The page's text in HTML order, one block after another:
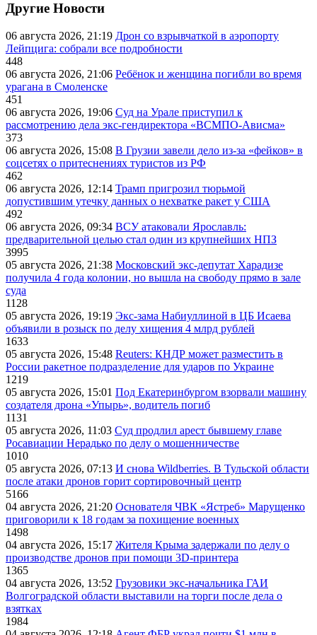
Другие Новости
06 августа 2026, 21:19 Дрон со взрывчаткой в аэропорту
Лейпцига: собрали все подробности
448
06 августа 2026, 21:06 Ребёнок и женщина погибли во время
урагана в Смоленске
451
06 августа 2026, 19:06 Суд на Урале приступил к
рассмотрению дела экс-гендиректора «ВСМПО-Ависма»
373
06 августа 2026, 15:08 В Грузии завели дело из-за «фейков» в
соцсетях о притеснениях туристов из РФ
462
06 августа 2026, 12:14 Трамп пригрозил тюрьмой
допустившим утечку данных о нехватке ракет у США
492
06 августа 2026, 09:34 ВСУ атаковали Ярославль:
предварительной целью стал один из крупнейших НПЗ
3995
05 августа 2026, 21:38 Московский экс-депутат Харадизе
получила 4 года колонии, но вышла на свободу прямо в зале
суда
1128
05 августа 2026, 19:19 Экс-зама Набиуллиной в ЦБ Исаева
объявили в розыск по делу хищения 4 млрд рублей
1633
05 августа 2026, 15:48 Reuters: КНДР может разместить в
России ракетное подразделение для ударов по Украине
1219
05 августа 2026, 15:01 Под Екатеринбургом взорвали машину
создателя дрона «Упырь», водитель погиб
1131
05 августа 2026, 11:03 Суд продлил арест бывшему главе
Росавиации Нерадько по делу о мошенничестве
1010
05 августа 2026, 07:13 И снова Wildberries. В Тульской области
после атаки дронов горит сортировочный центр
5166
04 августа 2026, 21:20 Основателя ЧВК «Ястреб» Марущенко
приговорили к 18 годам за похищение военных
1498
04 августа 2026, 15:17 Жителя Крыма задержали по делу о
производстве дронов при помощи 3D‑принтера
1365
04 августа 2026, 13:52 Грузовики экс-начальника ГАИ
Волгоградской области выставили на торги после дела о
взятках
1984